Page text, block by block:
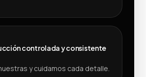
controlada y consistente
y cuidamos cada detalle.